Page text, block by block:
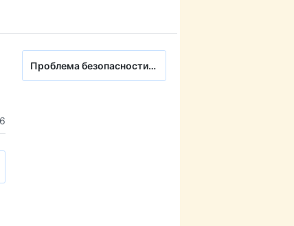
Проблема безопасности SSH Agent Forwarding